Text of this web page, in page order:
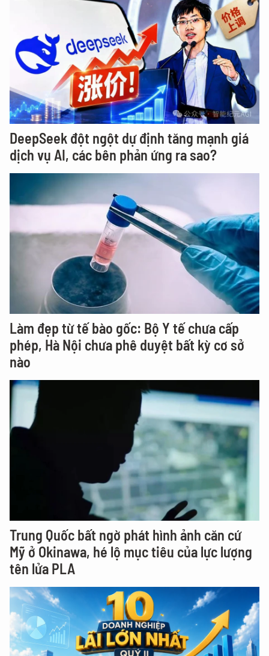
DeepSeek đột ngột dự định tăng mạnh giá
dịch vụ AI, các bên phản ứng ra sao?
Làm đẹp từ tế bào gốc: Bộ Y tế chưa cấp
phép, Hà Nội chưa phê duyệt bất kỳ cơ sở
nào
Trung Quốc bất ngờ phát hình ảnh căn cứ
Mỹ ở Okinawa, hé lộ mục tiêu của lực lượng
tên lửa PLA